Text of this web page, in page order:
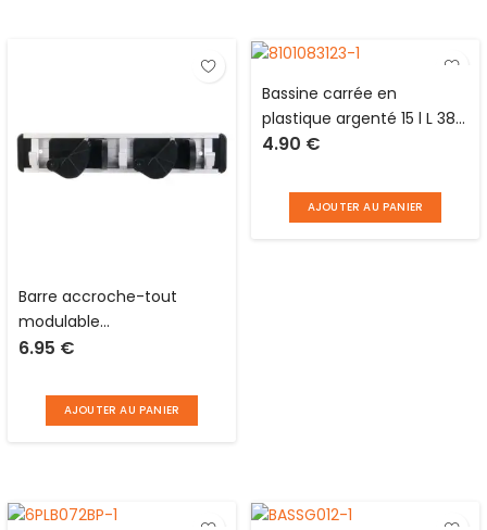
Barre accroche-tout
modulable
aluminium/plastique noir
patères Je cherche une
idée
6.95 €
AJOUTER AU PANIER
Bassine carrée en
plastique argenté 15 l L 38 x
l 38 x H 15 cm Tontarelli
4.90 €
AJOUTER AU PANIER